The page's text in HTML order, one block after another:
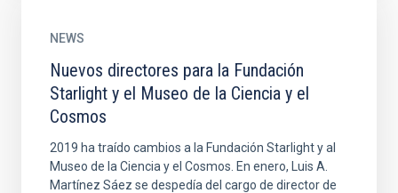
NEWS
Nuevos directores para la Fundación
Starlight y el Museo de la Ciencia y el
Cosmos
2019 ha traído cambios a la Fundación Starlight y al
Museo de la Ciencia y el Cosmos. En enero, Luis A.
Martínez Sáez se despedía del cargo de director de